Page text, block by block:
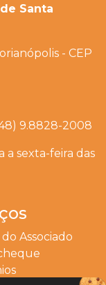
Santa
- CEP
9.8828-2008
a sexta-feira das
Associado